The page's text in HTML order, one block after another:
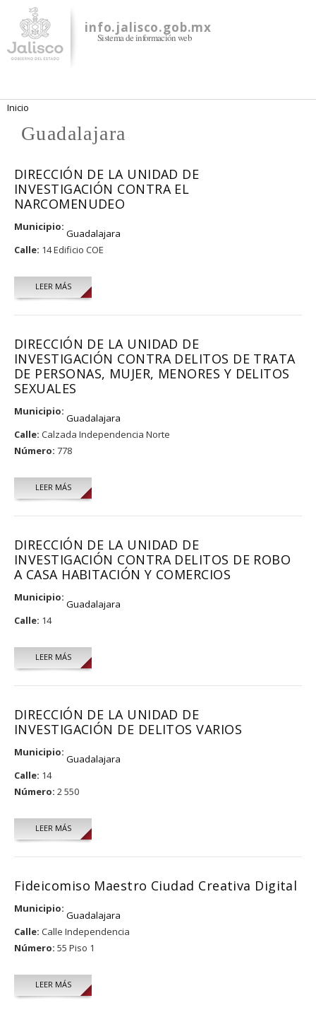
contenido
principal
info.jalisco.gob.mx
Sistema de información web
Se encuentra usted aquí
Inicio
Guadalajara
DIRECCIÓN DE LA UNIDAD DE
INVESTIGACIÓN CONTRA EL
NARCOMENUDEO
Municipio:
Guadalajara
Calle: 14 Edificio COE
LEER MÁS
DIRECCIÓN DE LA UNIDAD DE
INVESTIGACIÓN CONTRA DELITOS DE TRATA
DE PERSONAS, MUJER, MENORES Y DELITOS
SEXUALES
Municipio:
Guadalajara
Calle: Calzada Independencia Norte
Número: 778
LEER MÁS
DIRECCIÓN DE LA UNIDAD DE
INVESTIGACIÓN CONTRA DELITOS DE ROBO
A CASA HABITACIÓN Y COMERCIOS
Municipio:
Guadalajara
Calle: 14
LEER MÁS
DIRECCIÓN DE LA UNIDAD DE
INVESTIGACIÓN DE DELITOS VARIOS
Municipio:
Guadalajara
Calle: 14
Número: 2 550
LEER MÁS
Fideicomiso Maestro Ciudad Creativa Digital
Municipio:
Guadalajara
Calle: Calle Independencia
Número: 55 Piso 1
LEER MÁS